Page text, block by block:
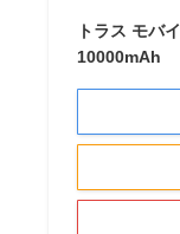
トラス モバ
10000mAh